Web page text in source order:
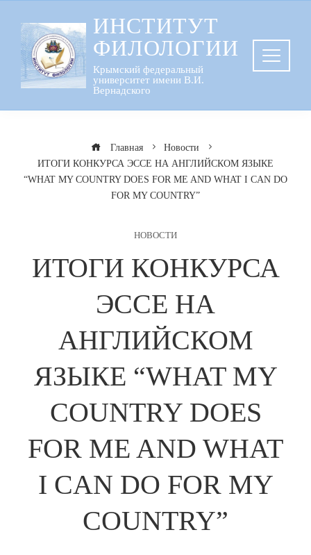
содержанию
ИНСТИТУТ
ФИЛОЛОГИИ
Крымский федеральный
университет имени В.И.
Вернадского
Главная
Новости
ИТОГИ КОНКУРСА ЭССЕ НА АНГЛИЙСКОМ ЯЗЫКЕ
“WHAT MY COUNTRY DOES FOR ME AND WHAT I CAN DO
FOR MY COUNTRY”
НОВОСТИ
ИТОГИ КОНКУРСА
ЭССЕ НА
АНГЛИЙСКОМ
ЯЗЫКЕ “WHAT MY
COUNTRY DOES
FOR ME AND WHAT
I CAN DO FOR MY
COUNTRY”